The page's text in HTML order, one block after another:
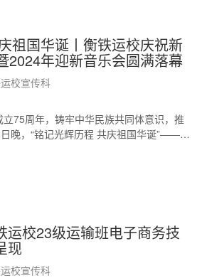
，各位家长在欢度佳节的同时，务必提
防溺水、防电诈等安全教育工作，引导
，劳逸结合，借助假期多陪伴交流，多
祖国华诞丨衡铁运校庆祝新
2024年迎新音乐会圆满落幕
校宣传科
75周年，铸牢中华民族共同体意识，推
晚，“铭记光辉历程 共庆祖国华诞”——衡
运校23级运输班电子商务技
现
校宣传科